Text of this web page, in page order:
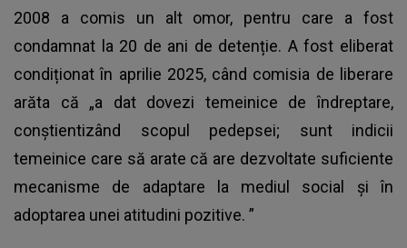
2008 a comis un alt omor, pentru care a fost
condamnat la 20 de ani de detenție. A fost eliberat
condiționat în aprilie 2025, când comisia de liberare
arăta că „a dat dovezi temeinice de îndreptare,
conştientizând scopul pedepsei; sunt indicii
temeinice care să arate că are dezvoltate suficiente
mecanisme de adaptare la mediul social şi în
adoptarea unei atitudini pozitive. ”